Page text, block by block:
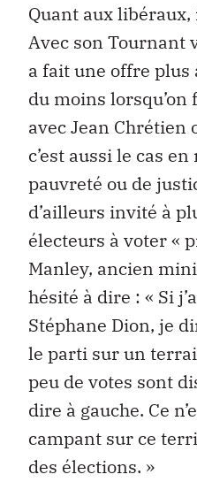
Quant aux
Avec son Tournant
a fait une offre plus
du moins
avec Jean Chrétien
c’est aussi le cas
pauvreté ou de
d’ailleurs invité à
électeurs à voter «
Manley, ancien
hésité à dire : « Si
Stéphane Dion, je
le parti sur un
peu de votes sont
dire à gauche. Ce
campant sur ce
des élections. »